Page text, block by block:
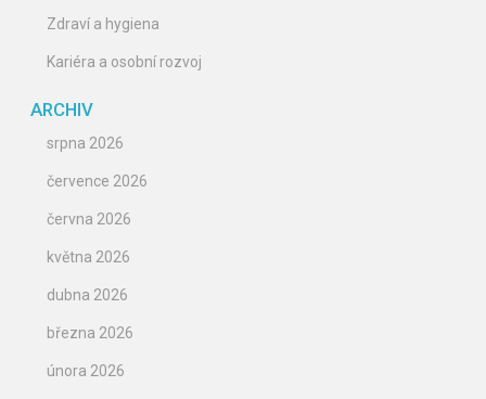
Zdraví a hygiena
Kariéra a osobní rozvoj
ARCHIV
srpna 2026
července 2026
června 2026
května 2026
dubna 2026
března 2026
února 2026